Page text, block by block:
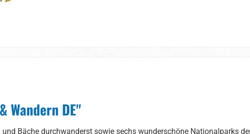
DE"
Bäche durchwanderst sowie sechs wunderschöne Nationalparks